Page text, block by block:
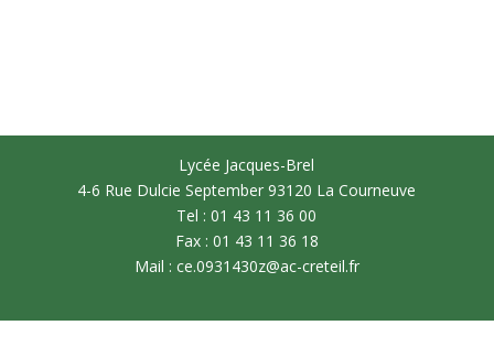
Lycée Jacques-Brel
4-6 Rue Dulcie September 93120 La Courneuve
Tel : 01 43 11 36 00
Fax : 01 43 11 36 18
Mail : ce.0931430z@ac-creteil.fr